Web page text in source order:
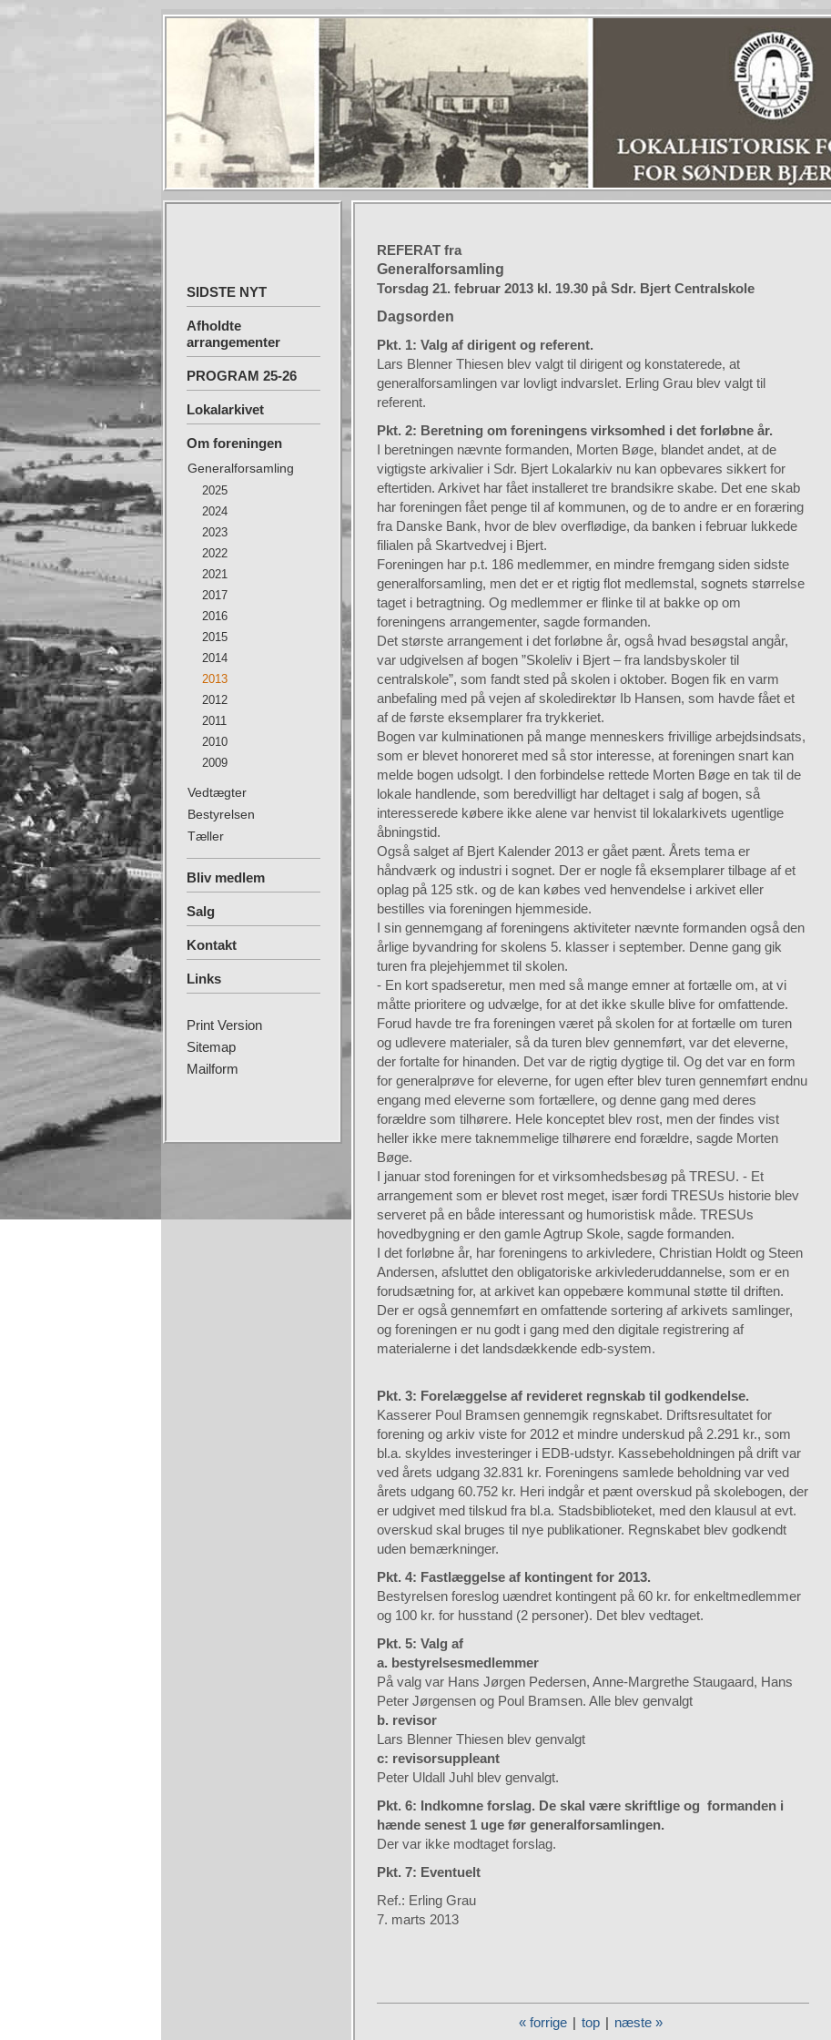
SIDSTE NYT
Afholdte
arrangementer
PROGRAM 25-26
Lokalarkivet
Om foreningen
Generalforsamling
2025
2024
2023
2022
2021
2017
2016
2015
2014
2013
2012
2011
2010
2009
Vedtægter
Bestyrelsen
Tæller
Bliv medlem
Salg
Kontakt
Links
Print Version
Sitemap
Mailform
REFERAT fra
Generalforsamling
Torsdag 21. februar 2013 kl. 19.30 på Sdr. Bjert Centralskole
Dagsorden
Pkt. 1: Valg af dirigent og referent.
Lars Blenner Thiesen blev valgt til dirigent og konstaterede, at
generalforsamlingen var lovligt indvarslet. Erling Grau blev valgt til
referent.
Pkt. 2: Beretning om foreningens virksomhed i det forløbne år.
I beretningen nævnte formanden, Morten Bøge, blandet andet, at de
vigtigste arkivalier i Sdr. Bjert Lokalarkiv nu kan opbevares sikkert for
eftertiden. Arkivet har fået installeret tre brandsikre skabe. Det ene skab
har foreningen fået penge til af kommunen, og de to andre er en foræring
fra Danske Bank, hvor de blev overflødige, da banken i februar lukkede
filialen på Skartvedvej i Bjert.
Foreningen har p.t. 186 medlemmer, en mindre fremgang siden sidste
generalforsamling, men det er et rigtig flot medlemstal, sognets størrelse
taget i betragtning. Og medlemmer er flinke til at bakke op om
foreningens arrangementer, sagde formanden.
Det største arrangement i det forløbne år, også hvad besøgstal angår,
var udgivelsen af bogen ”Skoleliv i Bjert – fra landsbyskoler til
centralskole”, som fandt sted på skolen i oktober. Bogen fik en varm
anbefaling med på vejen af skoledirektør Ib Hansen, som havde fået et
af de første eksemplarer fra trykkeriet.
Bogen var kulminationen på mange menneskers frivillige arbejdsindsats,
som er blevet honoreret med så stor interesse, at foreningen snart kan
melde bogen udsolgt. I den forbindelse rettede Morten Bøge en tak til de
lokale handlende, som beredvilligt har deltaget i salg af bogen, så
interesserede købere ikke alene var henvist til lokalarkivets ugentlige
åbningstid.
Også salget af Bjert Kalender 2013 er gået pænt. Årets tema er
håndværk og industri i sognet. Der er nogle få eksemplarer tilbage af et
oplag på 125 stk. og de kan købes ved henvendelse i arkivet eller
bestilles via foreningen hjemmeside.
I sin gennemgang af foreningens aktiviteter nævnte formanden også den
årlige byvandring for skolens 5. klasser i september. Denne gang gik
turen fra plejehjemmet til skolen.
- En kort spadseretur, men med så mange emner at fortælle om, at vi
måtte prioritere og udvælge, for at det ikke skulle blive for omfattende.
Forud havde tre fra foreningen været på skolen for at fortælle om turen
og udlevere materialer, så da turen blev gennemført, var det eleverne,
der fortalte for hinanden. Det var de rigtig dygtige til. Og det var en form
for generalprøve for eleverne, for ugen efter blev turen gennemført endnu
engang med eleverne som fortællere, og denne gang med deres
forældre som tilhørere. Hele konceptet blev rost, men der findes vist
heller ikke mere taknemmelige tilhørere end forældre, sagde Morten
Bøge.
I januar stod foreningen for et virksomhedsbesøg på TRESU. - Et
arrangement som er blevet rost meget, især fordi TRESUs historie blev
serveret på en både interessant og humoristisk måde. TRESUs
hovedbygning er den gamle Agtrup Skole, sagde formanden.
I det forløbne år, har foreningens to arkivledere, Christian Holdt og Steen
Andersen, afsluttet den obligatoriske arkivlederuddannelse, som er en
forudsætning for, at arkivet kan oppebære kommunal støtte til driften.
Der er også gennemført en omfattende sortering af arkivets samlinger,
og foreningen er nu godt i gang med den digitale registrering af
materialerne i det landsdækkende edb-system.
Pkt. 3: Forelæggelse af revideret regnskab til godkendelse.
Kasserer Poul Bramsen gennemgik regnskabet. Driftsresultatet for
forening og arkiv viste for 2012 et mindre underskud på 2.291 kr., som
bl.a. skyldes investeringer i EDB-udstyr. Kassebeholdningen på drift var
ved årets udgang 32.831 kr. Foreningens samlede beholdning var ved
årets udgang 60.752 kr. Heri indgår et pænt overskud på skolebogen, der
er udgivet med tilskud fra bl.a. Stadsbiblioteket, med den klausul at evt.
overskud skal bruges til nye publikationer. Regnskabet blev godkendt
uden bemærkninger.
Pkt. 4: Fastlæggelse af kontingent for 2013.
Bestyrelsen foreslog uændret kontingent på 60 kr. for enkeltmedlemmer
og 100 kr. for husstand (2 personer). Det blev vedtaget.
Pkt. 5: Valg af
a. bestyrelsesmedlemmer
På valg var Hans Jørgen Pedersen, Anne-Margrethe Staugaard, Hans
Peter Jørgensen og Poul Bramsen. Alle blev genvalgt
b. revisor
Lars Blenner Thiesen blev genvalgt
c: revisorsuppleant
Peter Uldall Juhl blev genvalgt.
Pkt. 6: Indkomne forslag. De skal være skriftlige og formanden i
hænde senest 1 uge før generalforsamlingen.
Der var ikke modtaget forslag.
Pkt. 7: Eventuelt
Ref.: Erling Grau
7. marts 2013
« forrige | top | næste »